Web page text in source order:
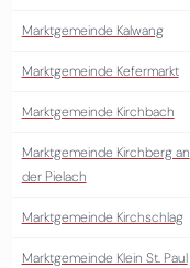
Marktgemeinde Kalwang
Marktgemeinde Kefermarkt
Marktgemeinde Kirchbach
Marktgemeinde Kirchberg an
der Pielach
Marktgemeinde Kirchschlag
Marktgemeinde Klein St. Paul